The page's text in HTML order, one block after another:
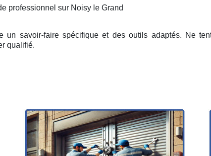
professionnel sur Noisy le Grand
un savoir-faire spécifique et des outils adaptés. Ne
qualifié.